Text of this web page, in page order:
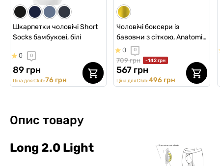
Шкарпетки чоловічі Short
Socks бамбукові, білі
0 0
89 грн
Ціна для Club:76 грн
Чоловічі боксери із
бавовни з сіткою, Anatomic
Classic Light, Silver Series,
білий
0 0
709 грн -142 грн
567 грн
Ціна для Club:496 грн
Опис товару
Long 2.0 Light